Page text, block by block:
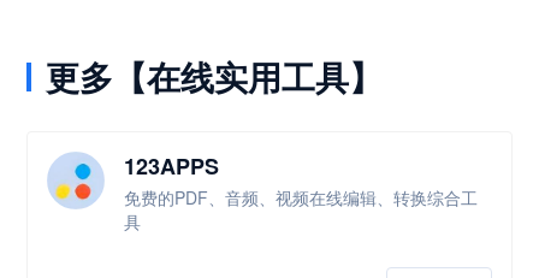
更多【在线实用工具】
123APPS
免费的PDF、音频、视频在线编辑、转换综合工
具